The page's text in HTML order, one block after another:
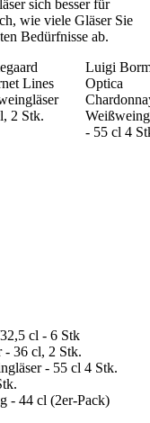
sich besser für
wie viele Gläser Sie
Bedürfnisse ab.
Lines
2 Stk.
Luigi
Optica
- 55 cl 4
cl - 6 Stk
- 36 cl, 2 Stk.
- 55 cl 4 Stk.
- 44 cl (2er-Pack)